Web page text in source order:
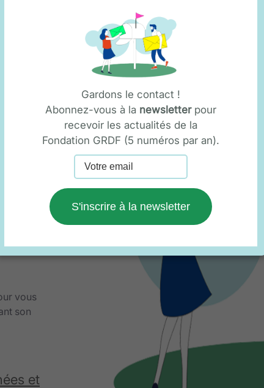
vous
son
et
Gardons le contact !
Abonnez-vous à la newsletterpour
recevoir les actualités de la
Fondation GRDF (5 numéros par an).
S'inscrire à la newsletter